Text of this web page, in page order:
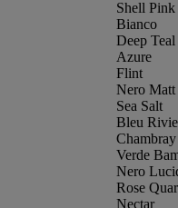
Shell Pink
Bianco
Deep Teal
Azure
Flint
Nero Matt
Sea Salt
Bleu
Chambray
Verde
Nero
Rose
Nectar